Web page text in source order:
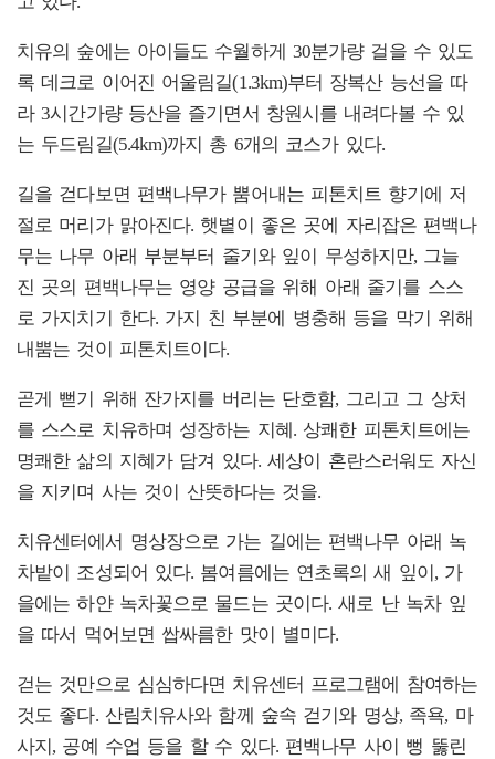
치유의 숲에는 아이들도 수월하게 30분가량 걸을 수 있도
록 데크로 이어진 어울림길(1.3km)부터 장복산 능선을 따
라 3시간가량 등산을 즐기면서 창원시를 내려다볼 수 있
는 두드림길(5.4km)까지 총 6개의 코스가 있다.
길을 걷다보면 편백나무가 뿜어내는 피톤치트 향기에 저
절로 머리가 맑아진다. 햇볕이 좋은 곳에 자리잡은 편백나
무는 나무 아래 부분부터 줄기와 잎이 무성하지만, 그늘
진 곳의 편백나무는 영양 공급을 위해 아래 줄기를 스스
로 가지치기 한다. 가지 친 부분에 병충해 등을 막기 위해
내뿜는 것이 피톤치트이다.
곧게 뻗기 위해 잔가지를 버리는 단호함, 그리고 그 상처
를 스스로 치유하며 성장하는 지혜. 상쾌한 피톤치트에는
명쾌한 삶의 지혜가 담겨 있다. 세상이 혼란스러워도 자신
을 지키며 사는 것이 산뜻하다는 것을.
치유센터에서 명상장으로 가는 길에는 편백나무 아래 녹
차밭이 조성되어 있다. 봄여름에는 연초록의 새 잎이, 가
을에는 하얀 녹차꽃으로 물드는 곳이다. 새로 난 녹차 잎
을 따서 먹어보면 쌉싸름한 맛이 별미다.
걷는 것만으로 심심하다면 치유센터 프로그램에 참여하는
것도 좋다. 산림치유사와 함께 숲속 걷기와 명상, 족욕, 마
사지, 공예 수업 등을 할 수 있다. 편백나무 사이 뻥 뚫린